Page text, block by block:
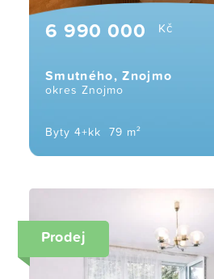
6 990 000 Kč
Smutného, Znojmo
okres Znojmo
Byty 4+kk 79 m²
Prodej